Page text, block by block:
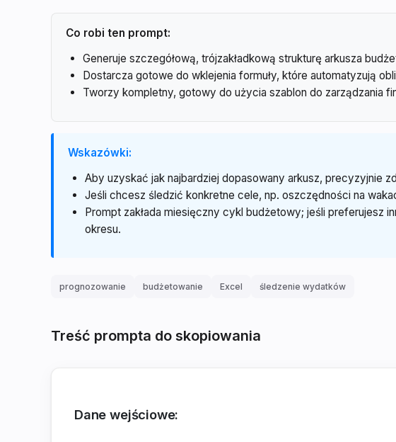
Co robi ten prompt:
Generuje szczegółową, trójzakładkową strukturę arkusza
Dostarcza gotowe do wklejenia formuły, które automatyzują
Tworzy kompletny, gotowy do użycia szablon do zarządzania
Wskazówki:
Aby uzyskać jak najbardziej dopasowany arkusz, precyzyjnie
Jeśli chcesz śledzić konkretne cele, np. oszczędności na
Prompt zakłada miesięczny cykl budżetowy; jeśli preferujesz
okresu.
prognozowanie budżetowanie Excel śledzenie wydatków
Treść prompta do skopiowania
Dane wejściowe: